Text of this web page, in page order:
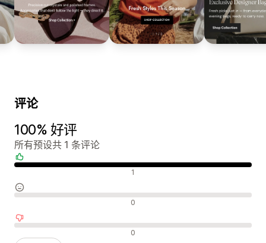
评论
100% 好评
所有预设共 1 条评论
1
0
0